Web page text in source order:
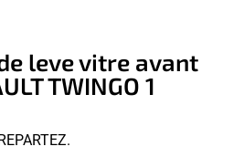
leve vitre avant
TWINGO 1